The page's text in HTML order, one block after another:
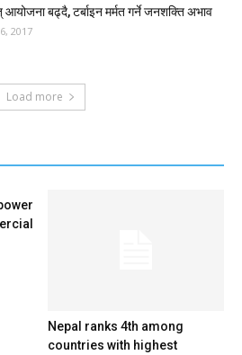
आयोजना बढ्दै, टर्बाइन मर्मत गर्ने जनशक्ति अभाव
2017
Load more
Nepal ranks 4th among
countries with highest